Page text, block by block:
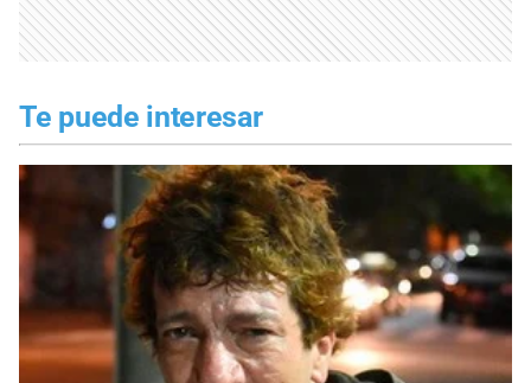
Te puede interesar